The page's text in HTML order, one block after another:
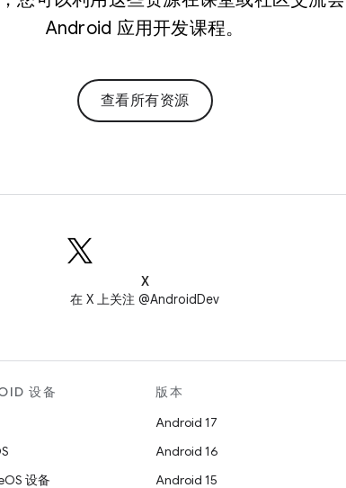
Android 应用开发课程。
查看所有资源
X
在 X 上关注 @AndroidDev
设备
设备
版本
Android 17
Android 16
Android 15